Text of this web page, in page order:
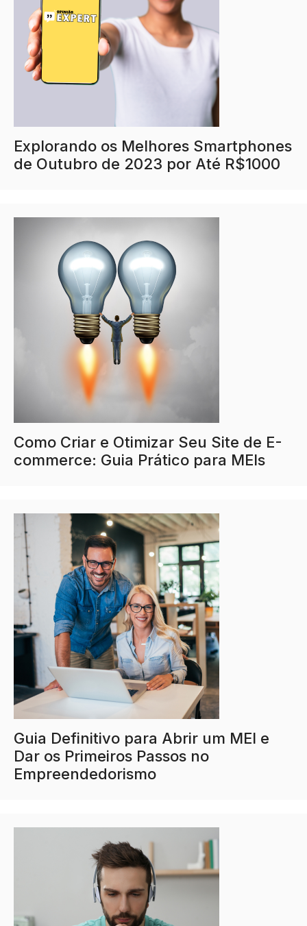
Explorando os Melhores Smartphones
de Outubro de 2023 por Até R$1000
Como Criar e Otimizar Seu Site de E-
commerce: Guia Prático para MEIs
Guia Definitivo para Abrir um MEI e
Dar os Primeiros Passos no
Empreendedorismo